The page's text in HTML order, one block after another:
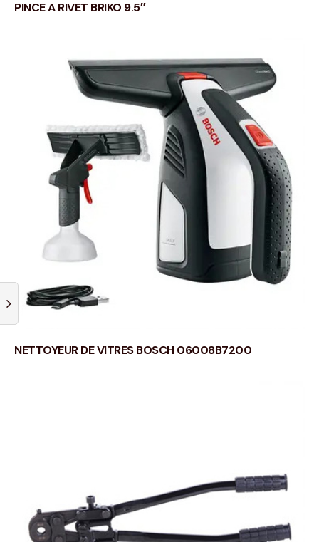
PINCE A RIVET BRIKO 9.5″
NETTOYEUR DE VITRES BOSCH 06008B7200